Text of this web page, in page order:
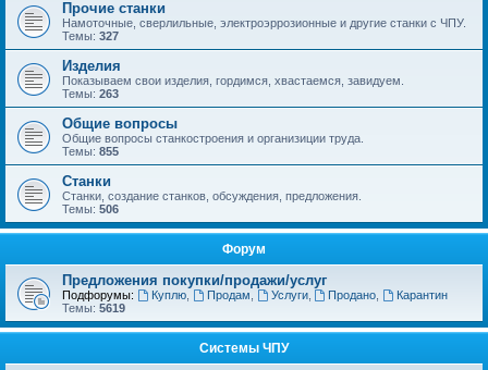
Прочие станки
Намоточные, сверлильные, электроэррозионные и другие станки с ЧПУ.
Темы: 327
Изделия
Показываем свои изделия, гордимся, хвастаемся, завидуем.
Темы: 263
Общие вопросы
Общие вопросы станкостроения и организиции труда.
Темы: 855
Станки
Станки, создание станков, обсуждения, предложения.
Темы: 506
Форум
Предложения покупки/продажи/услуг
Подфорумы: Куплю, Продам Услуги, Продано
Карантин
Темы: 5619
Системы ЧПУ